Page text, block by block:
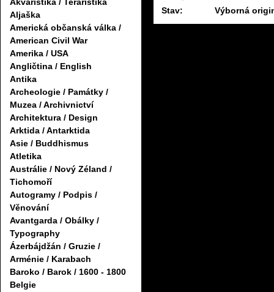
Aljaška
Americká občanská válka /
American Civil War
Amerika / USA
Angličtina / English
Antika
Archeologie / Památky /
Muzea / Archivnictví
Architektura / Design
Arktida / Antarktida
Asie / Buddhismus
Atletika
Austrálie / Nový Zéland /
Tichomoří
Autogramy / Podpis /
Věnování
Avantgarda / Obálky /
Typography
Ázerbájdžán / Gruzie /
Arménie / Karabach
Baroko / Barok / 1600 - 1800
Belgie
Stav:
Výborná